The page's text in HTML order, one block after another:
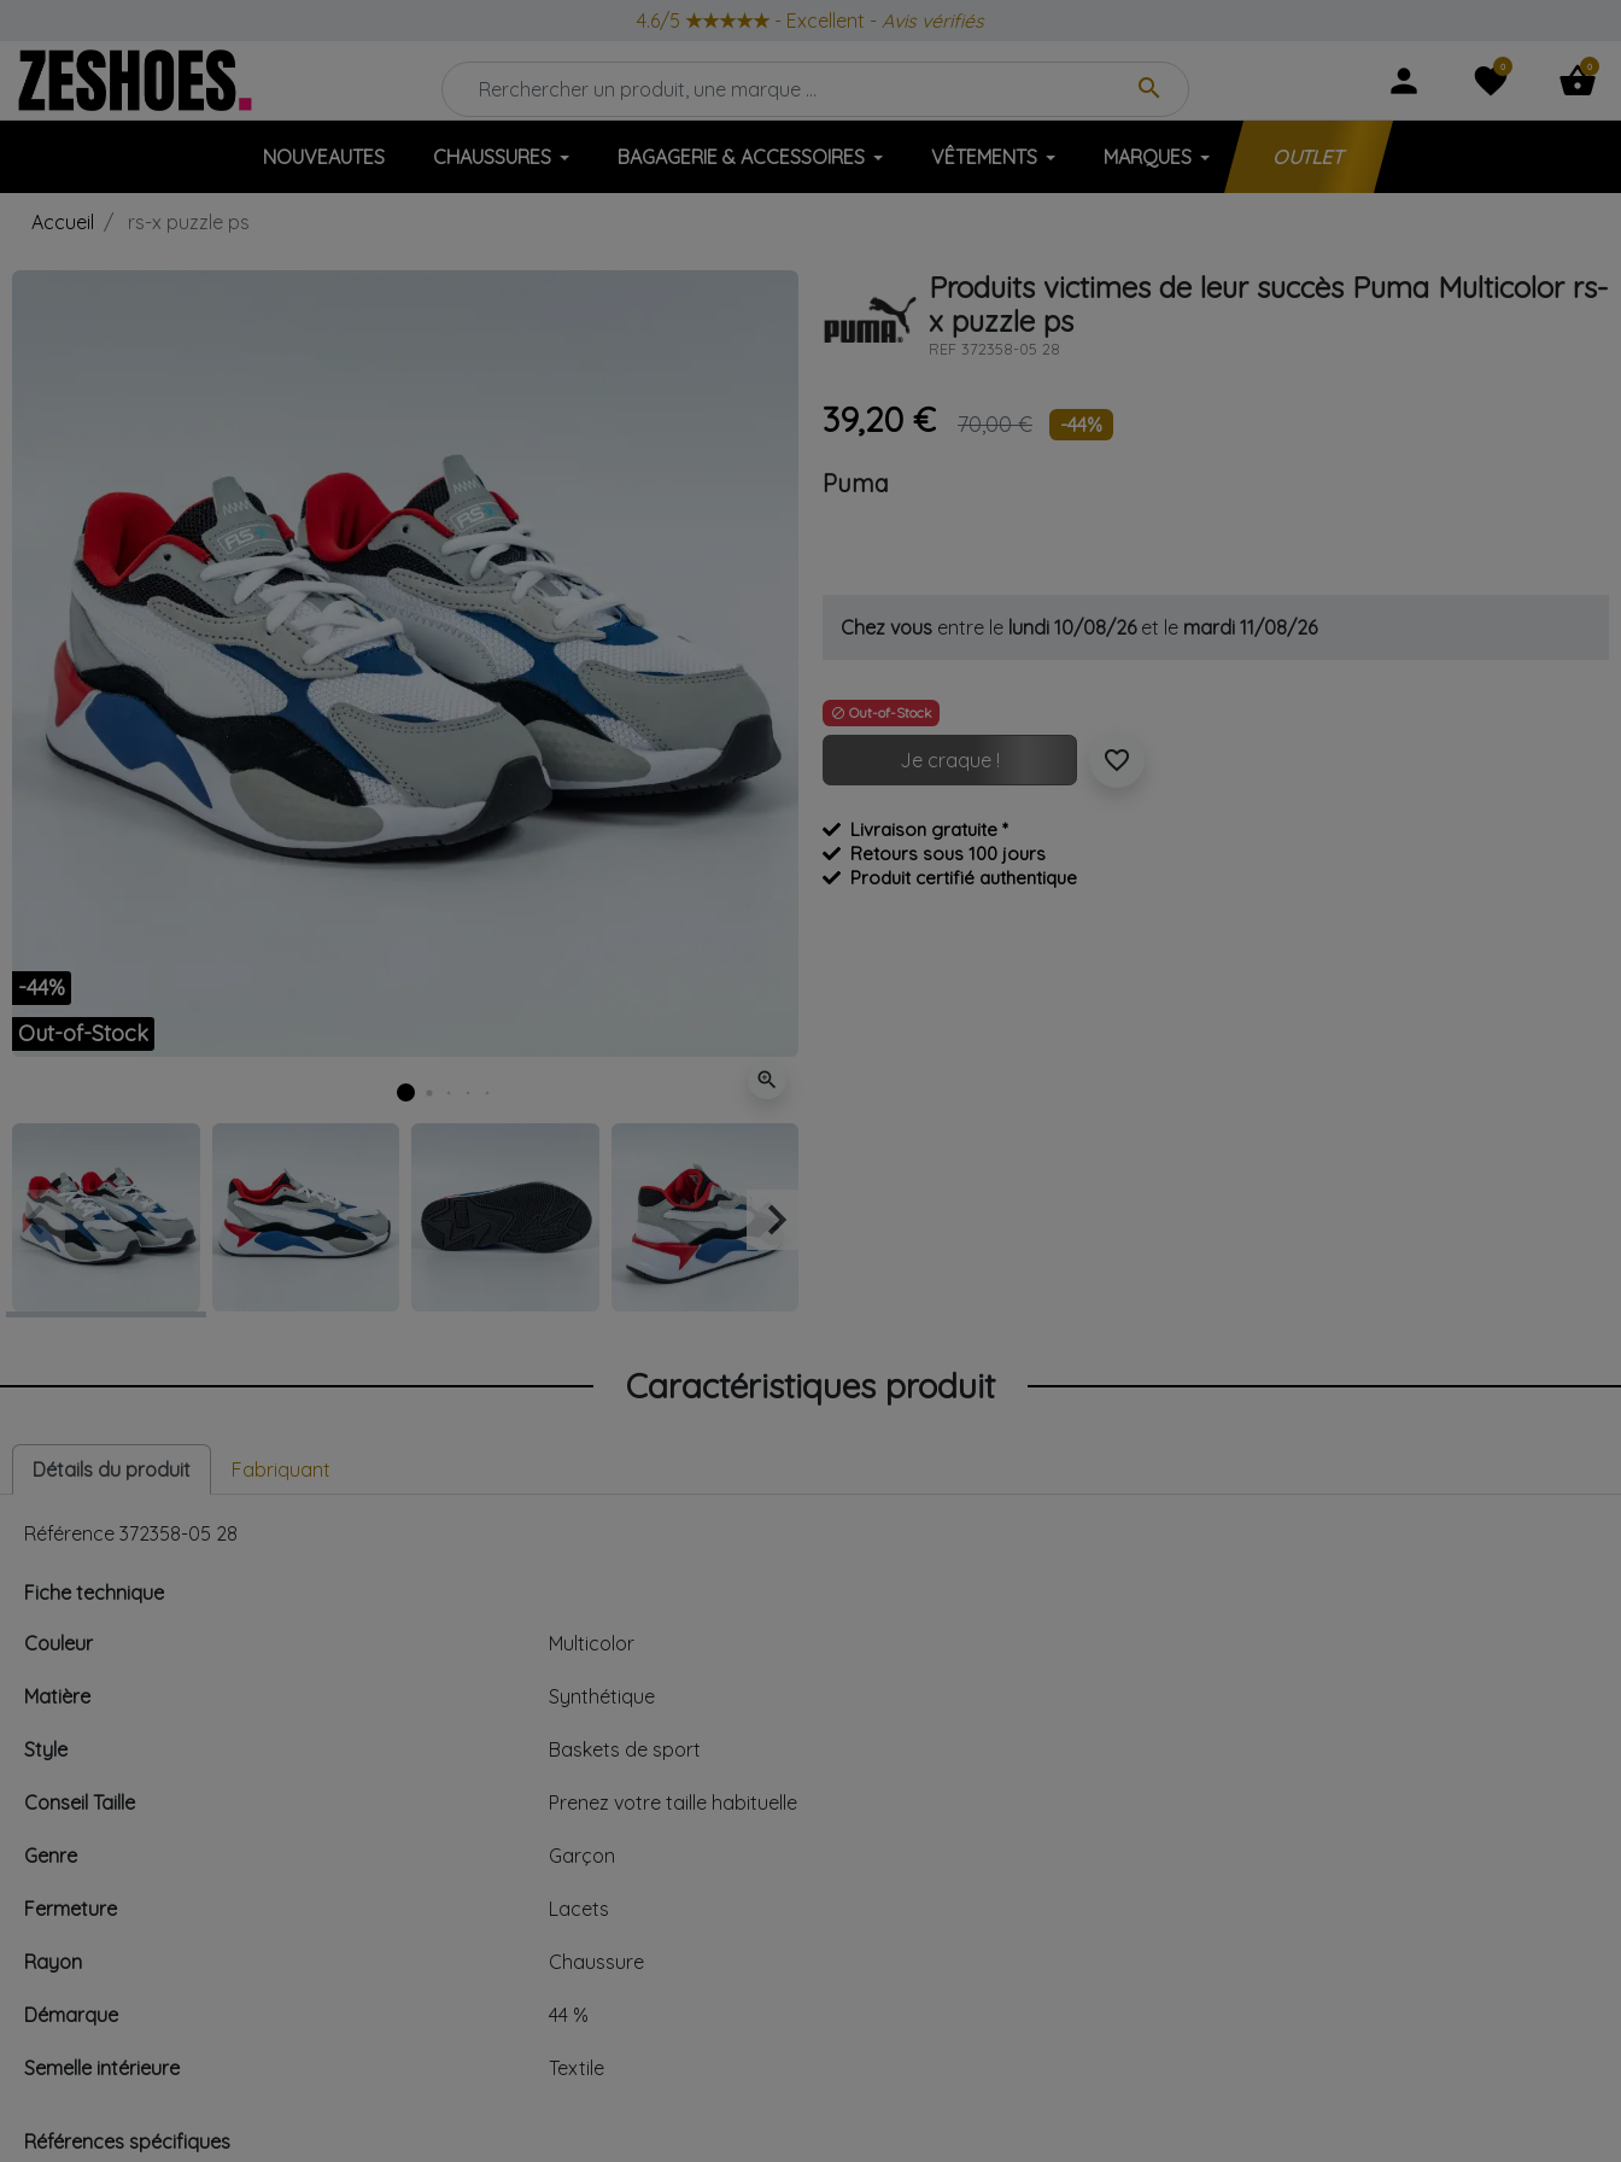
4.6/5 ★★★★★ - Excellent - Avis vérifiés
search person favorite
0 shopping_basket
0
NOUVEAUTES CHAUSSURES BAGAGERIE & ACCESSOIRES VÊTEMENTS MARQUES OUTLET
Accueil rs-x puzzle ps
-44%
Out-of-Stock
zoom_in
Précédent
keyboard_arrow_left Suivant
keyboard_arrow_right
Produits victimes de leur succès Puma Multicolor rs-
x puzzle ps
REF 372358-05 28
39,20 € 70,00 € -44%
Puma
Chez vous entre le lundi 10/08/26et le mardi 11/08/26
 Out-of-Stock
Je craque ! favorite_border
Livraison gratuite *
Retours sous 100 jours
Produit certifié authentique
Caractéristiques produit
Détails du produit Fabriquant
Référence 372358-05 28
Fiche technique
Couleur Multicolor
Matière Synthétique
Style Baskets de sport
Conseil Taille Prenez votre taille habituelle
Genre Garçon
Fermeture Lacets
Rayon Chaussure
Démarque 44 %
Semelle intérieure Textile
Références spécifiques